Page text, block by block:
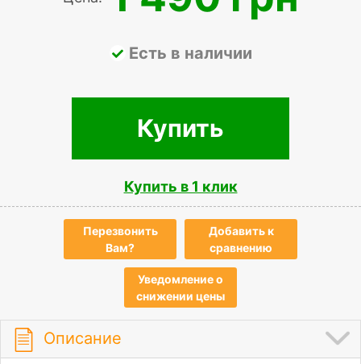
Есть в наличии
Купить
Купить в 1 клик
Перезвонить
Вам?
Добавить к
сравнению
Уведомление о
снижении цены
Описание